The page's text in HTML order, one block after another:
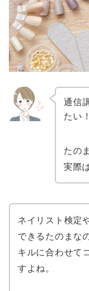
通信
たい！
たの
実際
ネイリスト検定
できるたのまな
キルに合わせて
すよね。